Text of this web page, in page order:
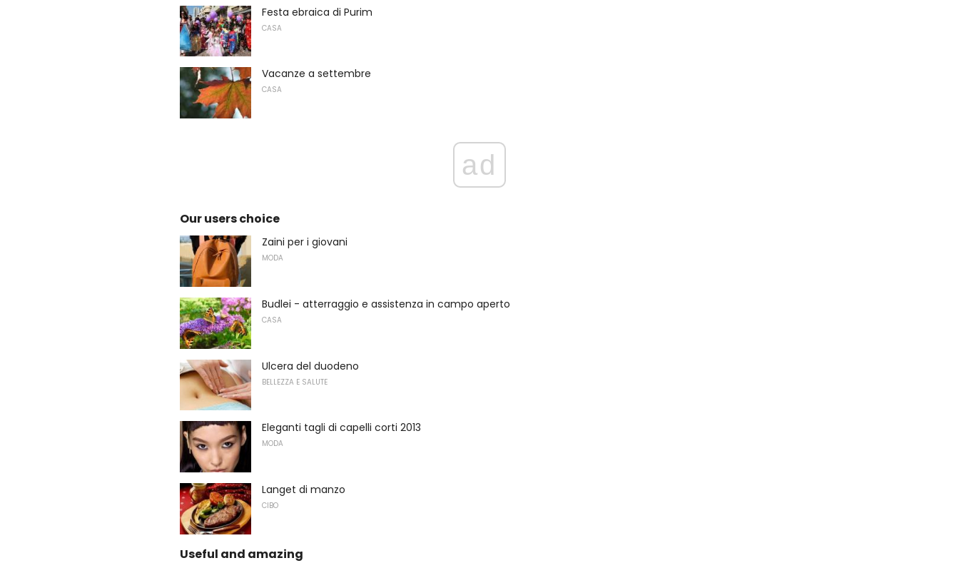
Festa ebraica di Purim
CASA
Vacanze a settembre
CASA
ad
Our users choice
Zaini per i giovani
MODA
Budlei - atterraggio e assistenza in campo aperto
CASA
Ulcera del duodeno
BELLEZZA E SALUTE
Eleganti tagli di capelli corti 2013
MODA
Langet di manzo
CIBO
Useful and amazing